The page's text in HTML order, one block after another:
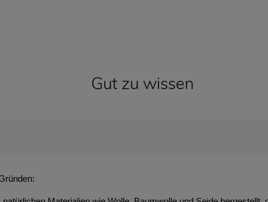
Gut zu wissen